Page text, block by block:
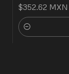
$352.62 MXN
Cantidad